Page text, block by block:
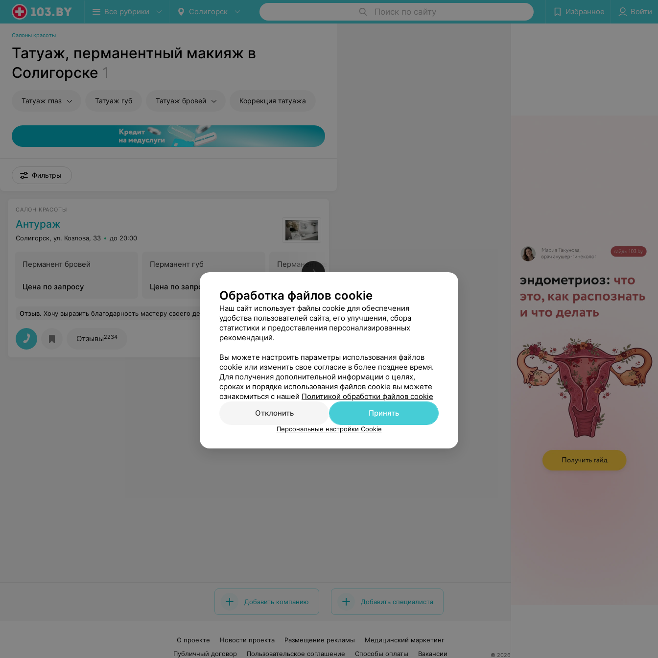
Все рубрики Солигорск Поиск по сайту Избранное Войти
Салоны красоты
Татуаж, перманентный макияж в
Солигорске 1
Татуаж глаз Татуаж губ Татуаж бровей Коррекция татуажа
Фильтры
САЛОН КРАСОТЫ
Антураж
Солигорск, ул. Козлова, 33 до 20:00
Перманент бровей
Цена по запросу
Перманент губ
Цена по запросу
Перманент век (стрелка)
(межресничка)
Цена по запросу
Отзыв. Хочу выразить благодарность мастеру своего дела - Коваленко Дарье. Приятная девушка,которая к выполнению работы отнеслась ответственно, старательно. Перманентный макияж бровей выполнила очень аккуратно, учитывая все нюансы. Ещё раз спасибо Вам за качественную работу! Еще
Отзывы2234
Добавить компанию Добавить специалиста
О проекте Новости проекта Размещение рекламы
Медицинский маркетинг
Публичный договор
Пользовательское соглашение Способы оплаты Вакансии © 2026 ООО «Артокс Лаб», УНП 191700409
Обработка файлов cookie
Наш сайт использует файлы cookie для обеспечения
удобства пользователей сайта, его улучшения, сбора
статистики и предоставления персонализированных
рекомендаций.
Вы можете настроить параметры использования файлов
cookie или изменить свое согласие в более позднее время.
Для получения дополнительной информации о целях,
сроках и порядке использования файлов cookie вы можете
ознакомиться с нашей Политикой обработки файлов cookie
Отклонить
Принять
Персональные настройки Cookie